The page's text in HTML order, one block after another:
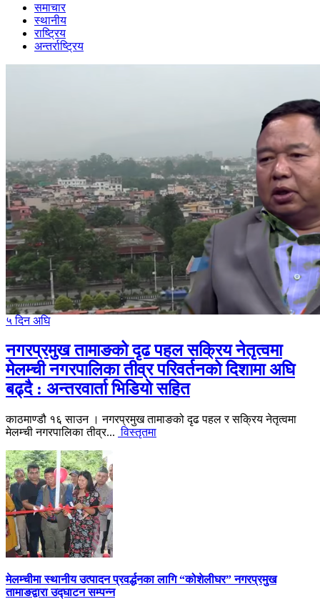
समाचार
स्थानीय
राष्ट्रिय
अन्तर्राष्ट्रिय
५ दिन अघि
नगरप्रमुख तामाङको दृढ पहल सक्रिय नेतृत्वमा
मेलम्ची नगरपालिका तीव्र परिवर्तनको दिशामा अघि
बढ्दै : अन्तरवार्ता भिडियो सहित
काठमाण्डौ १६ साउन । नगरप्रमुख तामाङको दृढ पहल र सक्रिय नेतृत्वमा
मेलम्ची नगरपालिका तीव्र... विस्तृतमा
मेलम्चीमा स्थानीय उत्पादन प्रवर्द्धनका लागि “कोशेलीघर” नगरप्रमुख
तामाङद्वारा उद्घाटन सम्पन्न